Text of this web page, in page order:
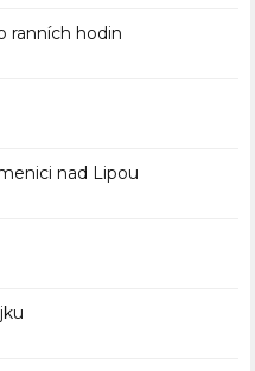
ranních hodin
nad Lipou